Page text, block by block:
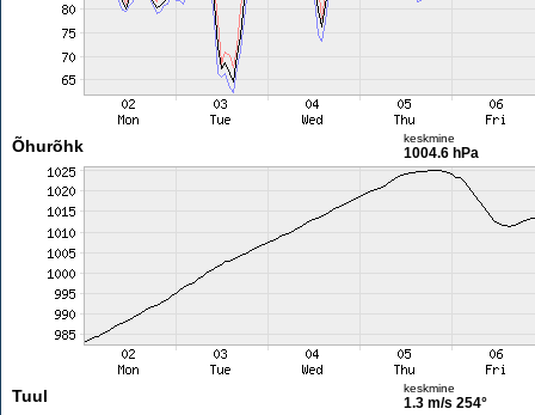
Õhurõhk keskmine
1004.6 hPa
Tuul keskmine
1.3 m/s 254°